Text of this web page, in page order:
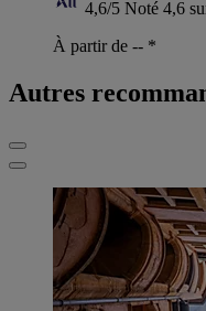
4,6/5 Noté 4,6
À partir de -- *
Autres